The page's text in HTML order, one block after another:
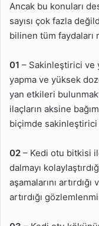
Ancak bu konuları
sayısı çok fazla
bilinen tüm faydaları
01 – Sakinleştirici ve
yapma ve yüksek
yan etkileri
ilaçların aksine
biçimde
02 – Kedi otu bitkisi
dalmayı
aşamalarını
artırdığı